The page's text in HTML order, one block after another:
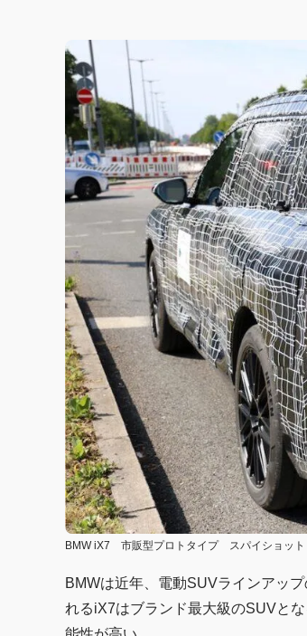
BMW iX7 市販型プロトタイプ スパイショット
BMWは近年、電動SUVラインアッ
れるiX7はブランド最大級のSUVと